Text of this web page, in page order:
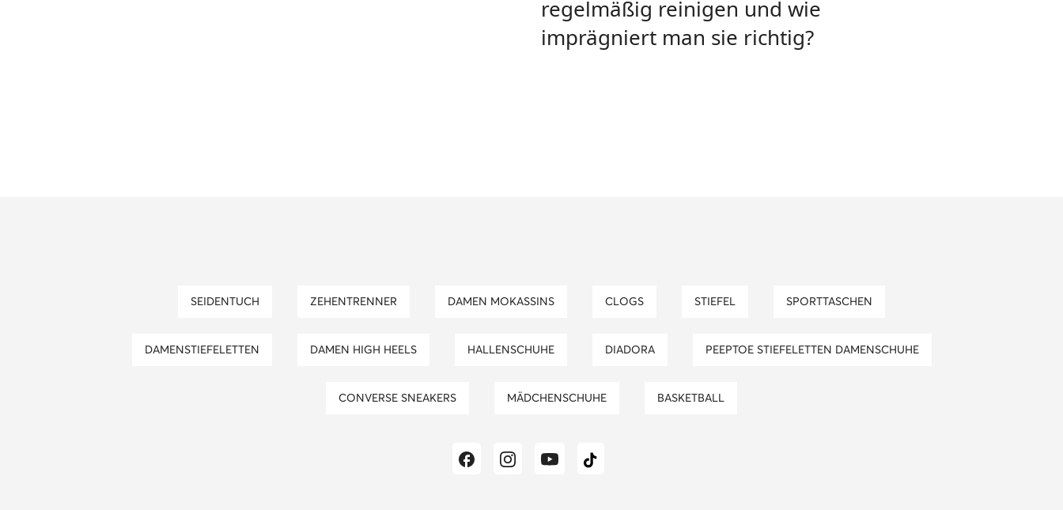
regelmäßig reinigen und wie
imprägniert man sie richtig?
SEIDENTUCH ZEHENTRENNER DAMEN MOKASSINS CLOGS STIEFEL SPORTTASCHEN
DAMENSTIEFELETTEN DAMEN HIGH HEELS HALLENSCHUHE DIADORA PEEPTOE STIEFELETTEN DAMENSCHUHE
CONVERSE SNEAKERS MÄDCHENSCHUHE BASKETBALL